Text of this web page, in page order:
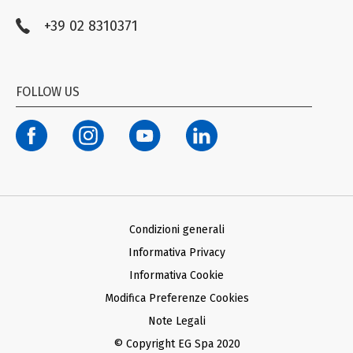
Compliance EG STADA
Modello organizzativo ex D. Lgs. n. 231/01
Termini di Utilizzo Facebook e Instagram
Condizioni generali d’acquisto Ariba
+39 02 8310371
FOLLOW US
Condizioni generali
Informativa Privacy
Informativa Cookie
Modifica Preferenze Cookies
Note Legali
© Copyright EG Spa 2020